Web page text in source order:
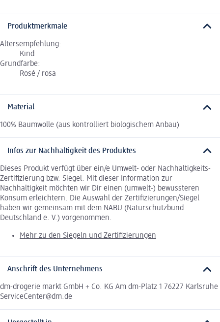
Produktmerkmale
Altersempfehlung:
Kind
Grundfarbe:
Rosé / rosa
Material
100% Baumwolle (aus kontrolliert biologischem Anbau)
Infos zur Nachhaltigkeit des Produktes
Dieses Produkt verfügt über ein/e Umwelt- oder Nachhaltigkeits-
Zertifizierung bzw. Siegel. Mit dieser Information zur
Nachhaltigkeit möchten wir Dir einen (umwelt-) bewussteren
Konsum erleichtern. Die Auswahl der Zertifizierungen/Siegel
haben wir gemeinsam mit dem NABU (Naturschutzbund
Deutschland e. V.) vorgenommen.
Mehr zu den Siegeln und Zertifizierungen
Anschrift des Unternehmens
dm-drogerie markt GmbH + Co. KG Am dm-Platz 1 76227 Karlsruhe
ServiceCenter@dm.de